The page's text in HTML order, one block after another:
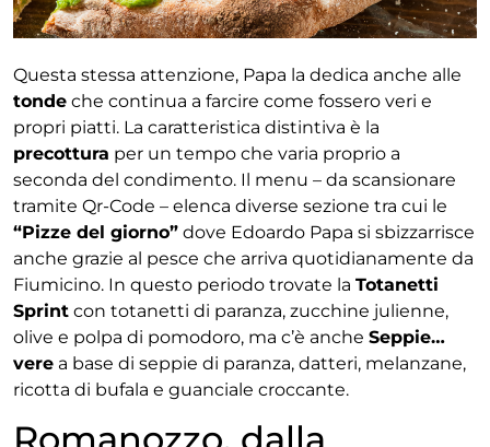
Questa stessa attenzione, Papa la dedica anche alle
tonde che continua a farcire come fossero veri e
propri piatti. La caratteristica distintiva è la
precottura per un tempo che varia proprio a
seconda del condimento. Il menu – da scansionare
tramite Qr-Code – elenca diverse sezione tra cui le
“Pizze del giorno” dove Edoardo Papa si sbizzarrisce
anche grazie al pesce che arriva quotidianamente da
Fiumicino. In questo periodo trovate la Totanetti
Sprint con totanetti di paranza, zucchine julienne,
olive e polpa di pomodoro, ma c’è anche Seppie…
vere a base di seppie di paranza, datteri, melanzane,
ricotta di bufala e guanciale croccante.